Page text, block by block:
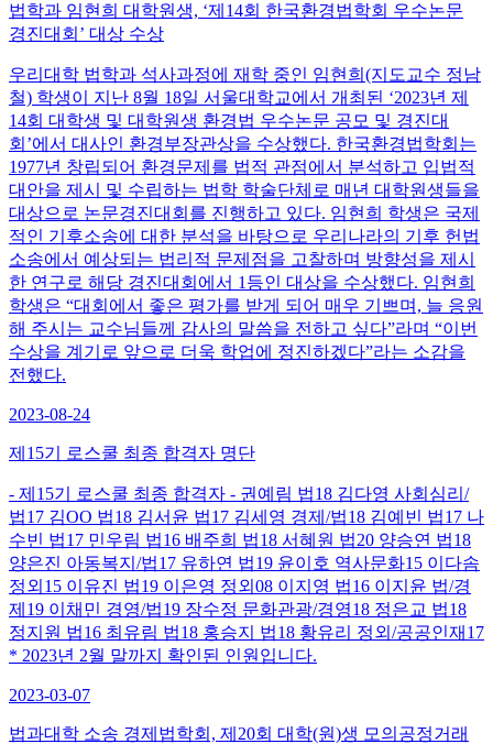
법학과 임현희 대학원생, ‘제14회 한국환경법학회 우수논문
경진대회’ 대상 수상
우리대학 법학과 석사과정에 재학 중인 임현희(지도교수 정남
철) 학생이 지난 8월 18일 서울대학교에서 개최된 ‘2023년 제
14회 대학생 및 대학원생 환경법 우수논문 공모 및 경진대
회’에서 대사인 환경부장관상을 수상했다. 한국환경법학회는
1977년 창립되어 환경문제를 법적 관점에서 분석하고 입법적
대안을 제시 및 수립하는 법학 학술단체로 매년 대학원생들을
대상으로 논문경진대회를 진행하고 있다. 임현희 학생은 국제
적인 기후소송에 대한 분석을 바탕으로 우리나라의 기후 헌법
소송에서 예상되는 법리적 문제점을 고찰하며 방향성을 제시
한 연구로 해당 경진대회에서 1등인 대상을 수상했다. 임현희
학생은 “대회에서 좋은 평가를 받게 되어 매우 기쁘며, 늘 응원
해 주시는 교수님들께 감사의 말씀을 전하고 싶다”라며 “이번
수상을 계기로 앞으로 더욱 학업에 정진하겠다”라는 소감을
전했다.
2023-08-24
제15기 로스쿨 최종 합격자 명단
- 제15기 로스쿨 최종 합격자 - 권예림 법18 김다영 사회심리/
법17 김OO 법18 김서윤 법17 김세영 경제/법18 김예빈 법17 나
수빈 법17 민우림 법16 배주희 법18 서혜원 법20 양승연 법18
양은진 아동복지/법17 유하연 법19 윤이호 역사문화15 이다솜
정외15 이유진 법19 이은영 정외08 이지영 법16 이지윤 법/경
제19 이채민 경영/법19 장수정 문화관광/경영18 정은교 법18
정지원 법16 최유림 법18 홍승지 법18 황유리 정외/공공인재17
* 2023년 2월 말까지 확인된 인원입니다.
2023-03-07
법과대학 소송 경제법학회, 제20회 대학(원)생 모의공정거래